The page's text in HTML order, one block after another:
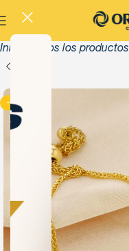
Inicio Todos los productos
-13%